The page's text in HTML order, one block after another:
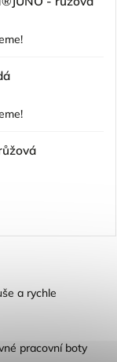
a rychle
pracovní boty